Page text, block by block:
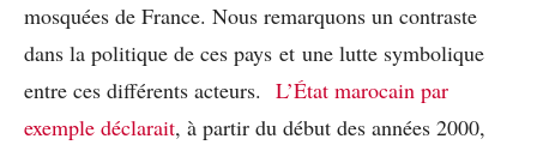
mosquées de France. Nous remarquons un contraste
dans la politique de ces pays et une lutte symbolique
entre ces différents acteurs. L’État marocain par
exemple déclarait, à partir du début des années 2000,